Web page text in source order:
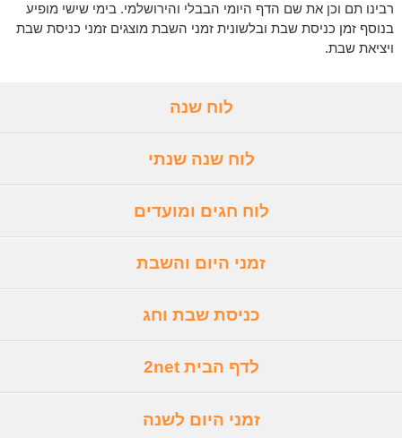
רבינו תם וכן את שם הדף היומי הבבלי והירושלמי. בימי שישי מופיע
בנוסף זמן כניסת שבת ובלשונית זמני השבת מוצגים זמני כניסת שבת
ויציאת שבת.
לוח שנה
לוח שנה שנתי
לוח חגים ומועדים
זמני היום והשבת
כניסת שבת וחג
לדף הבית 2net
זמני היום לשנה